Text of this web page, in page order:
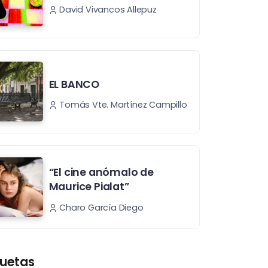
David Vivancos Allepuz
EL BANCO
Tomás Vte. Martínez Campillo
“El cine anómalo de
Maurice Pialat”
Charo García Diego